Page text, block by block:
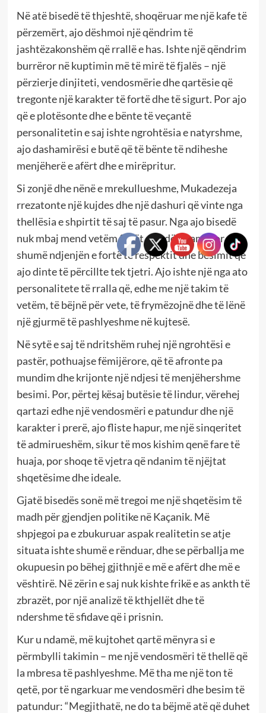
Në atë bisedë të thjeshtë, shoqëruar me një kafe të
përzemërt, ajo dëshmoi një qëndrim të
jashtëzakonshëm që rrallë e has. Ishte një qëndrim
burrëror në kuptimin më të mirë të fjalës – një
përzierje dinjiteti, vendosmërie dhe qartësie që
tregonte një karakter të fortë dhe të sigurt. Por ajo
që e plotësonte dhe e bënte të veçantë
personalitetin e saj ishte ngrohtësia e natyrshme,
ajo dashamirësi e butë që të bënte të ndiheshe
menjëherë e afërt dhe e mirëpritur.
Si zonjë dhe nënë e mrekullueshme, Mukadezeja
rrezatonte një kujdes dhe një dashuri që vinte nga
thellësia e shpirtit të saj të pasur. Nga ajo bisedë
nuk mbaj mend vetëm fjalët që ndërruam, por më
shumë ndjenjën e fortë të respektit dhe besimit që
ajo dinte të përcillte tek tjetri. Ajo ishte një nga ato
personalitete të rralla që, edhe me një takim të
vetëm, të bëjnë për vete, të frymëzojnë dhe të lënë
një gjurmë të pashlyeshme në kujtesë.
Në sytë e saj të ndritshëm ruhej një ngrohtësi e
pastër, pothuajse fëmijërore, që të afronte pa
mundim dhe krijonte një ndjesi të menjëhershme
besimi. Por, përtej kësaj butësie të lindur, vërehej
qartazi edhe një vendosmëri e patundur dhe një
karakter i prerë, ajo fliste hapur, me një sinqeritet
të admirueshëm, sikur të mos kishim qenë fare të
huaja, por shoqe të vjetra që ndanim të njëjtat
shqetësime dhe ideale.
Gjatë bisedës sonë më tregoi me një shqetësim të
madh për gjendjen politike në Kaçanik. Më
shpjegoi pa e zbukuruar aspak realitetin se atje
situata ishte shumë e rënduar, dhe se përballja me
okupuesin po bëhej gjithnjë e më e afërt dhe më e
vështirë. Në zërin e saj nuk kishte frikë e as ankth të
zbrazët, por një analizë të kthjellët dhe të
ndershme të sfidave që i prisnin.
Kur u ndamë, më kujtohet qartë mënyra si e
përmbylli takimin – me një vendosmëri të thellë që
la mbresa të pashlyeshme. Më tha me një ton të
qetë, por të ngarkuar me vendosmëri dhe besim të
patundur: “Megjithatë, ne do ta bëjmë atë që duhet